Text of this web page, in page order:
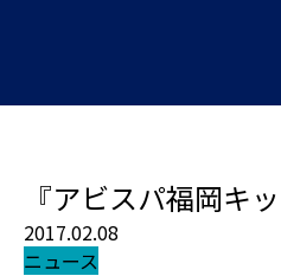
『アビスパ福岡キ
2017.02.08
ニュース